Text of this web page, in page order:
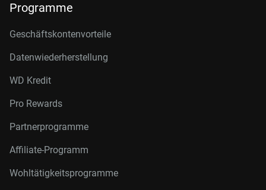
Programme
Geschäftskontenvorteile
Datenwiederherstellung
WD Kredit
Pro Rewards
Partnerprogramme
Affiliate-Programm
Wohltätigkeitsprogramme